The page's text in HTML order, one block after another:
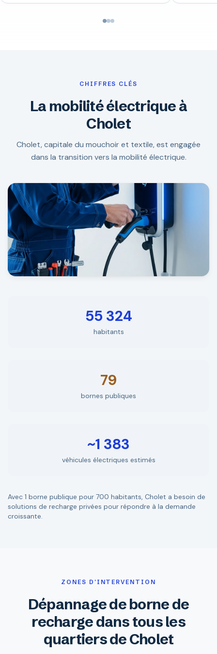
CHIFFRES CLÉS
La mobilité électrique à
Cholet
Cholet, capitale du mouchoir et textile, est engagée
dans la transition vers la mobilité électrique.
55 324
habitants
79
bornes publiques
~1 383
véhicules électriques estimés
Avec 1 borne publique pour 700 habitants, Cholet a besoin de
solutions de recharge privées pour répondre à la demande
croissante.
ZONES D'INTERVENTION
Dépannage de borne de
recharge dans tous les
quartiers de Cholet